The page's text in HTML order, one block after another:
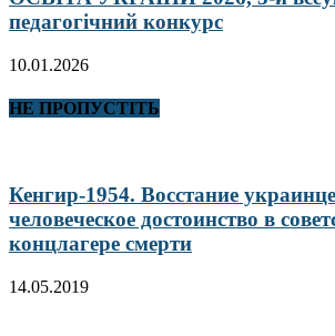
педагогічний конкурс
10.01.2026
НЕ ПРОПУСТІТЬ
Кенгир-1954. Восстание
человеческое достоинство в
концлагере смерти
14.05.2019